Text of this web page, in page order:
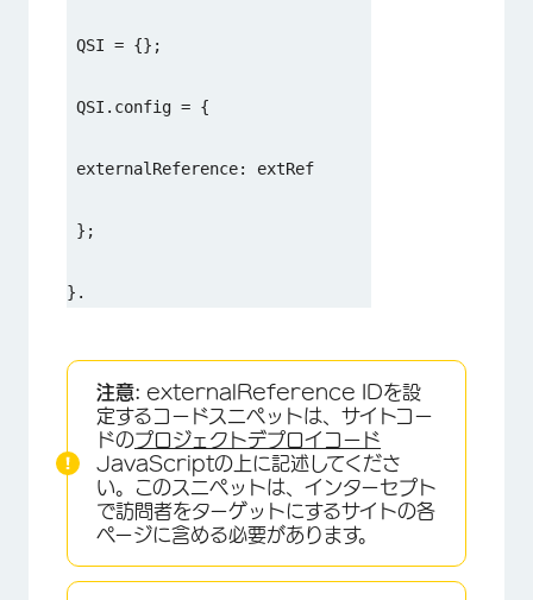
QSI = {};
QSI.config = {
externalReference: extRef
};
}.
注意: externalReference IDを設
定するコードスニペットは、サイトコー
ドのプロジェクトデプロイコード
JavaScriptの上に記述してくださ
い。このスニペットは、インターセプト
で訪問者をターゲットにするサイトの各
ページに含める必要があります。